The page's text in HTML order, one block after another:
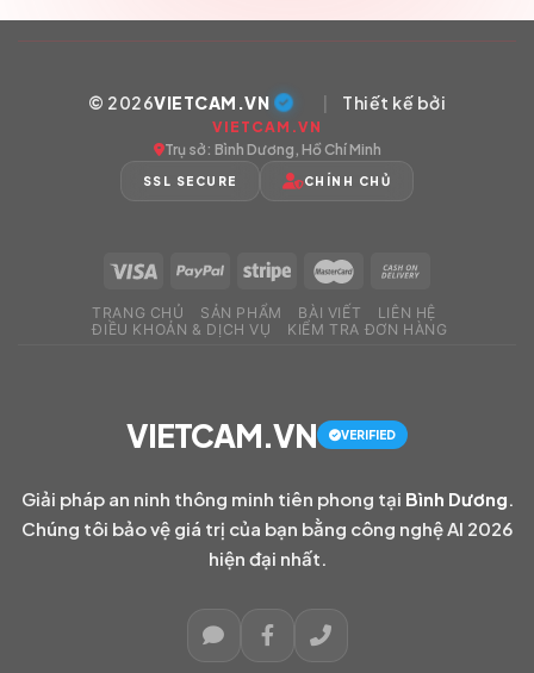
© 2026VIETCAM.VN | Thiết kế bởi
VIETCAM.VN
Trụ sở: Bình Dương, Hồ Chí Minh
SSL SECURE CHÍNH CHỦ
TRANG CHỦ SẢN PHẨM BÀI VIẾT
LIÊN HỆ
ĐIỀU KHOẢN & DỊCH VỤ
KIỂM TRA ĐƠN HÀNG
VIETCAM.VN VERIFIED
Giải pháp an ninh thông minh tiên phong tại Bình Dương
Chúng tôi bảo vệ giá trị của bạn bằng công nghệ AI 2026
hiện đại nhất.